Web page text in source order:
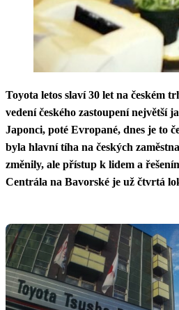
Toyota letos slaví 30 let na českém
vedení českého zastoupení největší
Japonci, poté Evropané, dnes je to
byla hlavní tíha na českých
změnily, ale přístup k lidem a
Centrála na Bavorské je už čtvrtá